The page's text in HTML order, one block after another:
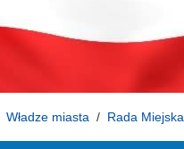
Władze miasta Rada Miejska